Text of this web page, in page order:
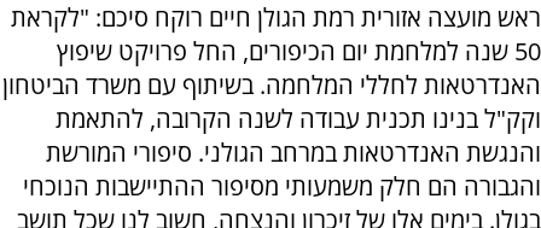
ראש מועצה אזורית רמת הגולן חיים רוקח סיכם: "לקראת
50 שנה למלחמת יום הכיפורים, החל פרויקט שיפוץ
האנדרטאות לחללי המלחמה. בשיתוף עם משרד הביטחון
וקק"ל בנינו תכנית עבודה לשנה הקרובה, להתאמת
והנגשת האנדרטאות במרחב הגולני. סיפורי המורשת
והגבורה הם חלק משמעותי מסיפור ההתיישבות הנוכחי
בגולן. בימים אלו של זיכרון והנצחה, חשוב לנו שכל תושב